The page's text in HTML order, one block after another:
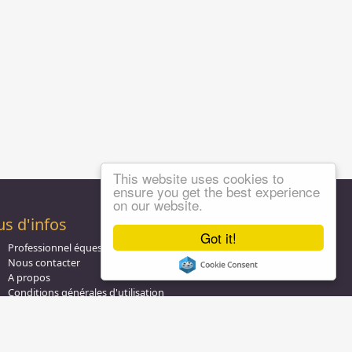
Got it!
This website uses cookies to
ensure you get the best experience
on our website.
d'infos
Professionnel équestre, Inscrivez-vous !
Nous contacter
A propos
Conditions générales d'utilisation